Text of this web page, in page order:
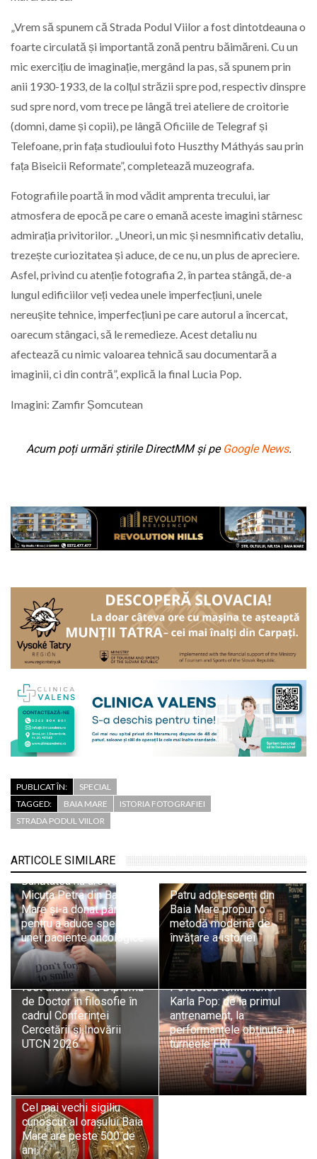
„Vrem să spunem că Strada Podul Viilor a fost dintotdeauna o
foarte circulată și importantă zonă pentru băimăreni. Cu un
mic exercițiu de imaginație, mergând la pas, să spunem prin
anii 1930-1933, de la colțul străzii spre pod, respectiv dinspre
sud spre nord, vom trece pe lângă trei ateliere de croitorie
(domni, dame și copii), pe lângă Oficiile de Telegraf și
Telefoane, prin fața studioului foto Huszthy Máthyás sau prin
fața Biseicii Reformate”, completează muzeografa.
Fotografiile poartă în mod vădit amprenta trecului, iar
atmosfera de epocă pe care o emană aceste imagini stârnesc
admirația privitorilor. „Uneori, un mic și nesmnificativ detaliu,
trezește curiozitatea și aduce, de ce nu, un plus de apreciere.
Asfel, privind cu atenție fotografia 2, în partea stângă, de-a
lungul edificiilor veți vedea unele imperfecțiuni, unele
nereușite tehnice, imperfecțiuni pe care autorul a încercat,
oarecum stângaci, să le remedieze. Acest detaliu nu
afectează cu nimic valoarea tehnică sau documentară a
imaginii, ci din contră”, explică la final Lucia Pop.
Imagini: Zamfir Șomcutean
Acum poți urmări știrile DirectMM și pe Google News.
PUBLICAT ÎN:
SPECIAL
TAGGED:
BAIA MARE
ISTORIA FOTOGRAFIEI
STRADA PODUL VIILOR
ARTICOLE SIMILARE
Bunătatea nu are vârstă:
Micuța Petra din Baia
Mare și-a donat părul
pentru a aduce speranță
unei paciente oncologice
Patru adolescenți din
Baia Mare propun o
metodă modernă de
învățare a istoriei
Excelență academică la
CUNBM: Ioana Grad a
fost distinsă cu Diploma
de Doctor în filosofie în
cadrul Conferinței
Cercetării și Inovării
UTCN 2026
Povestea tenismenei
Karla Pop: de la primul
antrenament, la
performanțele obținute în
turneele FRT
Cel mai vechi sigiliu
cunoscut al orașului Baia
Mare are peste 500 de
ani